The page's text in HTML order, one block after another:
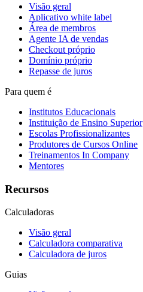
Visão geral
Aplicativo white label
Área de membros
Agente IA de vendas
Checkout próprio
Domínio próprio
Repasse de juros
Para quem é
Institutos Educacionais
Instituição de Ensino Superior
Escolas Profissionalizantes
Produtores de Cursos Online
Treinamentos In Company
Mentores
Recursos
Calculadoras
Visão geral
Calculadora comparativa
Calculadora de juros
Guias